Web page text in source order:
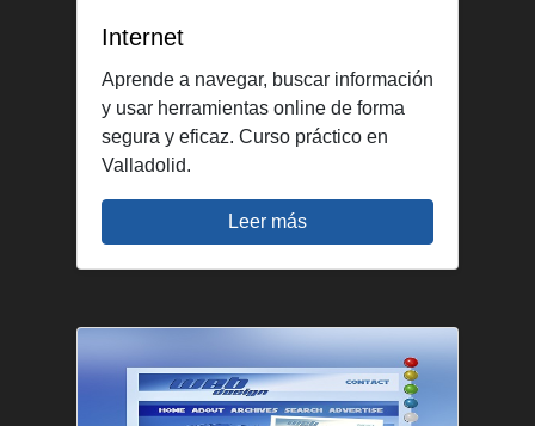
Internet
Aprende a navegar, buscar información
y usar herramientas online de forma
segura y eficaz. Curso práctico en
Valladolid.
Leer más